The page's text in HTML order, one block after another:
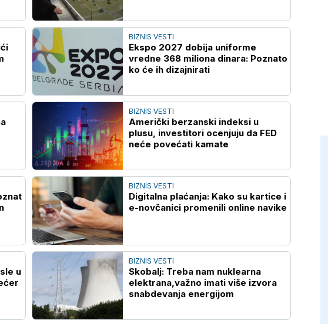
BIZNIS VESTI
Ekspo 2027 dobija uniforme
vredne 368 miliona dinara: Poznato
ko će ih dizajnirati
BIZNIS VESTI
Američki berzanski indeksi u
plusu, investitori ocenjuju da FED
neće povećati kamate
BIZNIS VESTI
Digitalna plaćanja: Kako su kartice i
e-novčanici promenili online navike
u
BIZNIS VESTI
Skobalj: Treba nam nuklearna
elektrana,važno imati više izvora
snabdevanja energijom